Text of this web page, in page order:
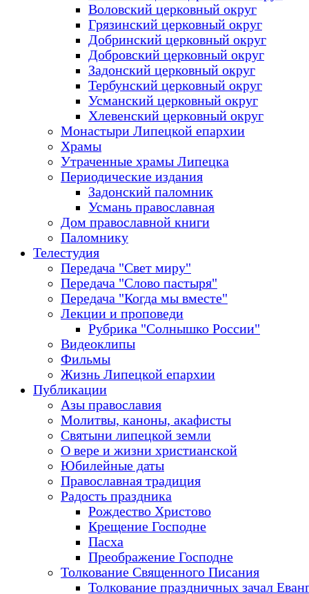
Воловский церковный округ
Грязинский церковный округ
Добринский церковный округ
Добровский церковный округ
Задонский церковный округ
Тербунский церковный округ
Усманский церковный округ
Хлевенский церковный округ
Монастыри Липецкой епархии
Храмы
Утраченные храмы Липецка
Периодические издания
Задонский паломник
Усмань православная
Дом православной книги
Паломнику
Телестудия
Передача "Свет миру"
Передача "Слово пастыря"
Передача "Когда мы вместе"
Лекции и проповеди
Рубрика "Солнышко России"
Видеоклипы
Фильмы
Жизнь Липецкой епархии
Публикации
Азы православия
Молитвы, каноны, акафисты
Святыни липецкой земли
О вере и жизни христианской
Юбилейные даты
Православная традиция
Радость праздника
Рождество Христово
Крещение Господне
Пасха
Преображение Господне
Толкование Священного Писания
Толкование праздничных зачал